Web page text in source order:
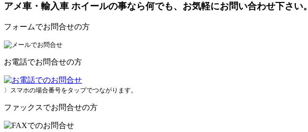
アメ車・輸入車 ホイールの事なら何でも、お気軽にお問い合わせ下さい。
フォームでお問合せの方
お電話でお問合せの方
〉スマホの場合番号をタップでつながります。
ファックスでお問合せの方